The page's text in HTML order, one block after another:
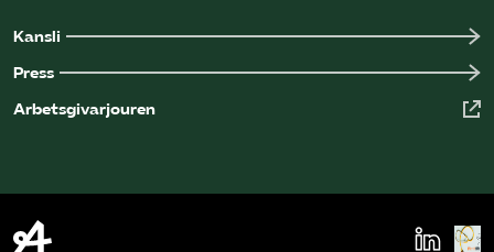
Kansli
Press
Arbetsgivarjouren